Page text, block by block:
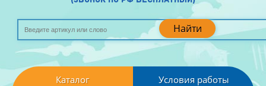
Найти
Каталог Условия работы